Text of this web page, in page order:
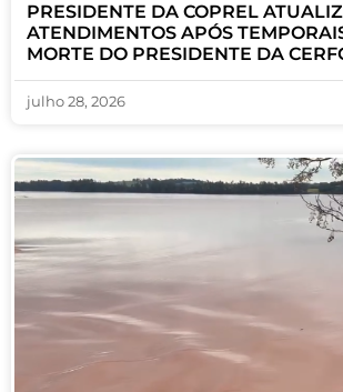
PRESIDENTE DA COPREL
ATENDIMENTOS APÓS
MORTE DO PRESIDENTE DA
julho 28, 2026